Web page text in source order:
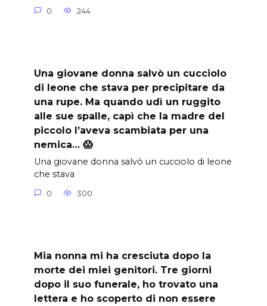
0 244
Una giovane donna salvò un cucciolo
di leone che stava per precipitare da
una rupe. Ma quando udì un ruggito
alle sue spalle, capì che la madre del
piccolo l’aveva scambiata per una
nemica… 😱
Una giovane donna salvò un cucciolo di leone
che stava
0 300
Mia nonna mi ha cresciuta dopo la
morte dei miei genitori. Tre giorni
dopo il suo funerale, ho trovato una
lettera e ho scoperto di non essere